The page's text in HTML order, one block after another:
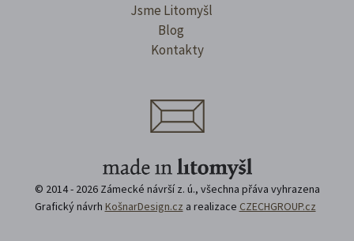
Jsme Litomyšl
Blog
Kontakty
© 2014 - 2026 Zámecké návrší z. ú., všechna přáva vyhrazena
Grafický návrh KošnarDesign.cz a realizace CZECHGROUP.cz